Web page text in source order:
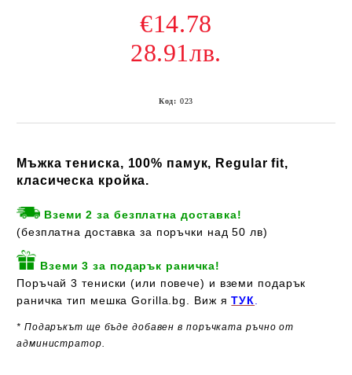
€14.78
28.91лв.
Код: 023
Мъжка тениска, 100% памук, Regular fit,
класическа кройка.
Вземи 2 за безплатна доставка!
(безплатна доставка за поръчки над 50 лв)
Вземи 3 за подарък раничка!
Поръчай 3 тениски (или повече) и вземи подарък
раничка тип мешка Gorilla.bg. Виж яТУК
* Подаръкът ще бъде добавен в поръчката ръчно от
администратор.